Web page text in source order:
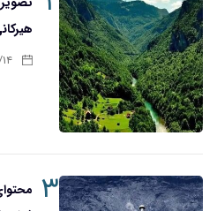
هیرکانی
۱۴۰۵/۰۵/۱۴ ۲۳:۱۶
۳ محتوای آخرین پیام آمریکا به ایران